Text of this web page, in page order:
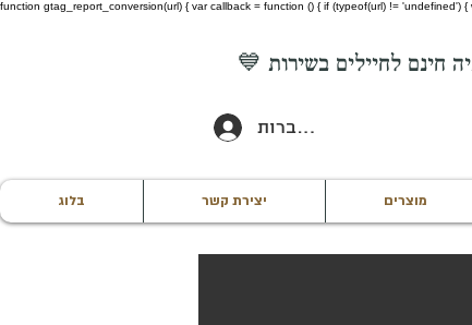
function gtag_report_conversion(url) { var callback = function () { if (typeof(url) !=
להתחברות
מוצרים יצירת קשר בלוג